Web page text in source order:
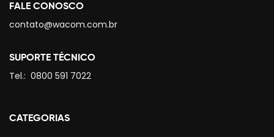
FALE CONOSCO
contato@wacom.com.br
SUPORTE TÉCNICO
Tel.: 0800 591 7022
CATEGORIAS